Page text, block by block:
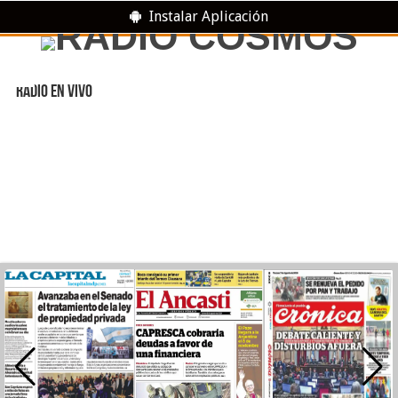
Instalar Aplicación
RADIO EN VIVO